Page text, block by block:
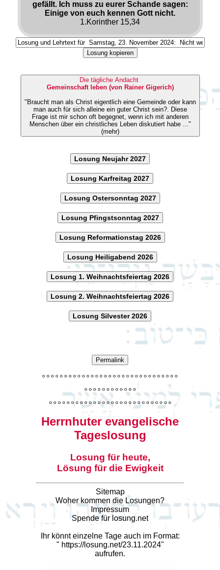
gefällt. Ich muss zu eurer Schande sagen:
Einige von euch kennen Gott nicht.
1.Korinther 15,34
Losung kopieren
Die tägliche Andacht
Gemeinschaft leben (von Rainer Gigerich)
"Braucht man als Christ eigentlich eine Gemeinde oder kann
man auch für sich alleine ein guter Christ sein?. Diese
Frage ist mir schon oft begegnet, wenn ich mit anderen
Menschen über ein christliches Leben diskutiert habe ..."
(mehr)
Losung Neujahr 2027
Losung Karfreitag 2027
Losung Ostersonntag 2027
Losung Pfingstsonntag 2027
Losung Reformationstag 2026
Losung Heiligabend 2026
Losung 1. Weihnachtsfeiertag 2026
Losung 2. Weihnachtsfeiertag 2026
Losung Silvester 2026
Permalink
o o o o o o o o o o o o o o o o o o o o o o o o o o o o o o o
o o o o o o o o o o o o
o o o o o o o o o o o o o o o o o o o o o o o o o o o o
Herrnhuter evangelische
Tageslosung
Losung für heute,
Lösung für die Ewigkeit
Sitemap
Woher kommen die Losungen?
Impressum
Spende für losung.net
Ihr könnt einzelne Tage auch im Format:
" https://losung.net/23.11.2024"
aufrufen.